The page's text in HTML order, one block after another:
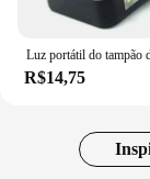
R$14,75